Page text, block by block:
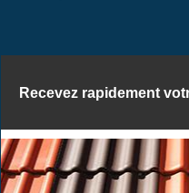
Recevez rapidement